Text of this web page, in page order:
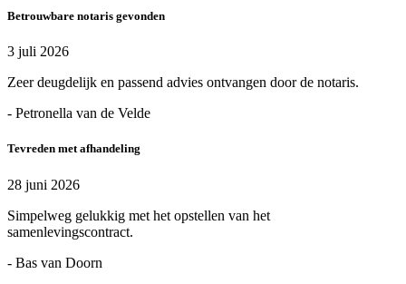
Betrouwbare notaris gevonden
3 juli 2026
Zeer deugdelijk en passend advies ontvangen door de notaris.
- Petronella van de Velde
Tevreden met afhandeling
28 juni 2026
Simpelweg gelukkig met het opstellen van het
samenlevingscontract.
- Bas van Doorn